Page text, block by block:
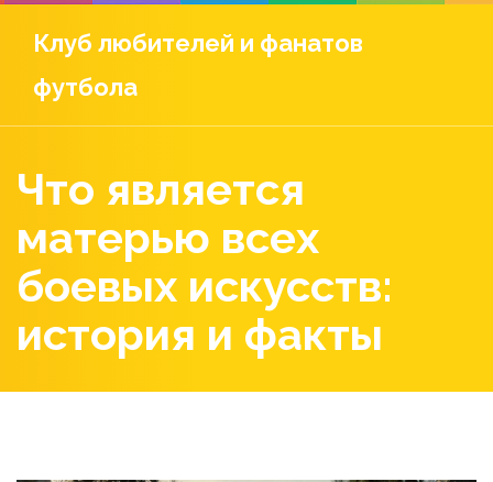
Клуб любителей и фанатов
футбола
Что является
матерью всех
боевых искусств:
история и факты